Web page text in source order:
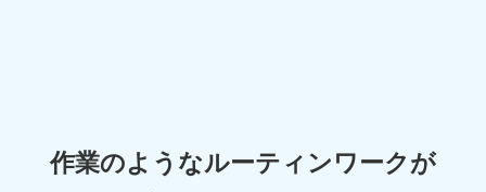
作業のようなルーティンワークが